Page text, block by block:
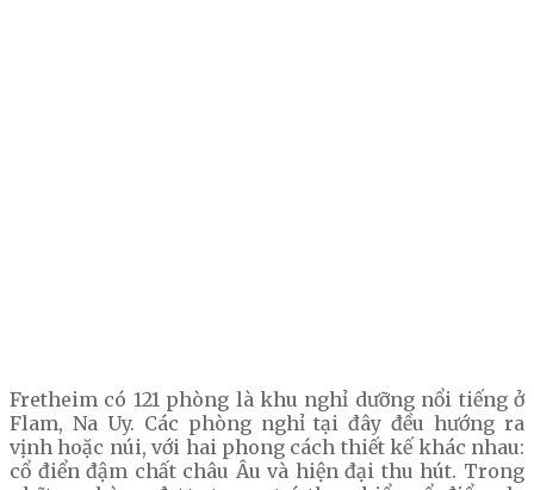
Fretheim có 121 phòng là khu nghỉ dưỡng nổi tiếng ở
Flam, Na Uy. Các phòng nghỉ tại đây đều hướng ra
vịnh hoặc núi, với hai phong cách thiết kế khác nhau:
cổ điển đậm chất châu Âu và hiện đại thu hút. Trong